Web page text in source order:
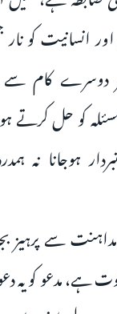
انسانیت کو
کام سے
کو حل
ہوجانا نہ
مداہنت سے
ہے، مدعو کو